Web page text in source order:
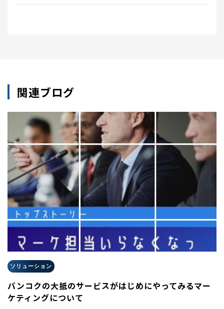
関連ブログ
ソリューション
バンコクの大抵のサービスがはじめにやってみるマー
ケティングについて